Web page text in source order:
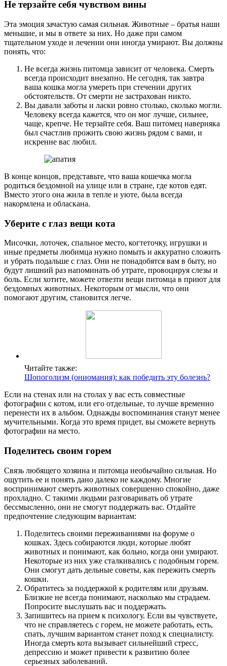
Не терзайте себя чувством вины
Эта эмоция зачастую самая сильная. Животные – братья наши
меньшие, и мы в ответе за них. Но даже при самом
тщательном уходе и лечении они иногда умирают. Вы должны
понять, что:
Не всегда жизнь питомца зависит от человека. Смерть
всегда происходит внезапно. Не сегодня, так завтра
ваша кошка могла умереть при стечении других
обстоятельств. От смерти не застрахован никто.
Вы давали заботы и ласки ровно столько, сколько могли.
Человеку всегда кажется, что он мог лучше, сильнее,
чаще, крепче. Не терзайте себя. Ваш питомец наверняка
был счастлив прожить свою жизнь рядом с вами, и
искренне вас любил.
В конце концов, представьте, что ваша кошечка могла
родиться бездомной на улице или в стране, где котов едят.
Вместо этого она жила в тепле и уюте, была всегда
накормлена и обласкана.
Уберите с глаз вещи кота
Мисочки, лоточек, спальное место, когтеточку, игрушки и
иные предметы любимца нужно помыть и аккуратно сложить
и убрать подальше с глаз. Они не понадобятся вам в быту, но
будут лишний раз напоминать об утрате, провоцируя слезы и
боль. Если хотите, можете отвезти вещи питомца в приют для
бездомных животных. Некоторым от мысли, что они
помогают другим, становится легче.
Читайте также:
Шопоголизм (ониомания): как победить эту болезнь?
Если на стенах или на столах у вас есть совместные
фотографии с котом, или его отдельные, то лучше временно
перенести их в альбом. Однажды воспоминания станут менее
мучительными. Когда это время придет, вы сможете вернуть
фотографии на место.
Поделитесь своим горем
Связь любящего хозяина и питомца необычайно сильная. Но
ощутить ее и понять дано далеко не каждому. Многие
воспринимают смерть животных совершенно спокойно, даже
прохладно. С такими людьми разговаривать об утрате
бессмысленно, они не смогут поддержать вас. Отдайте
предпочтение следующим вариантам:
Поделитесь своими переживаниями на форуме о
кошках. Здесь собираются люди, которые любят
животных и понимают, как больно, когда они умирают.
Некоторые из них уже сталкивались с подобным горем.
Они смогут дать дельные советы, как пережить смерть
кошки.
Обратитесь за поддержкой к родителям или друзьям.
Близкие не всегда понимают, насколько мы страдаем.
Попросите выслушать вас и поддержать.
Запишитесь на прием к психологу. Если вы чувствуете,
что не справляетесь с горем, не можете работать, есть,
спать, лучшим вариантом станет поход к специалисту.
Иногда смерть кота вызывает сильнейший стресс,
депрессию и может привести к развитию более
серьезных заболеваний.